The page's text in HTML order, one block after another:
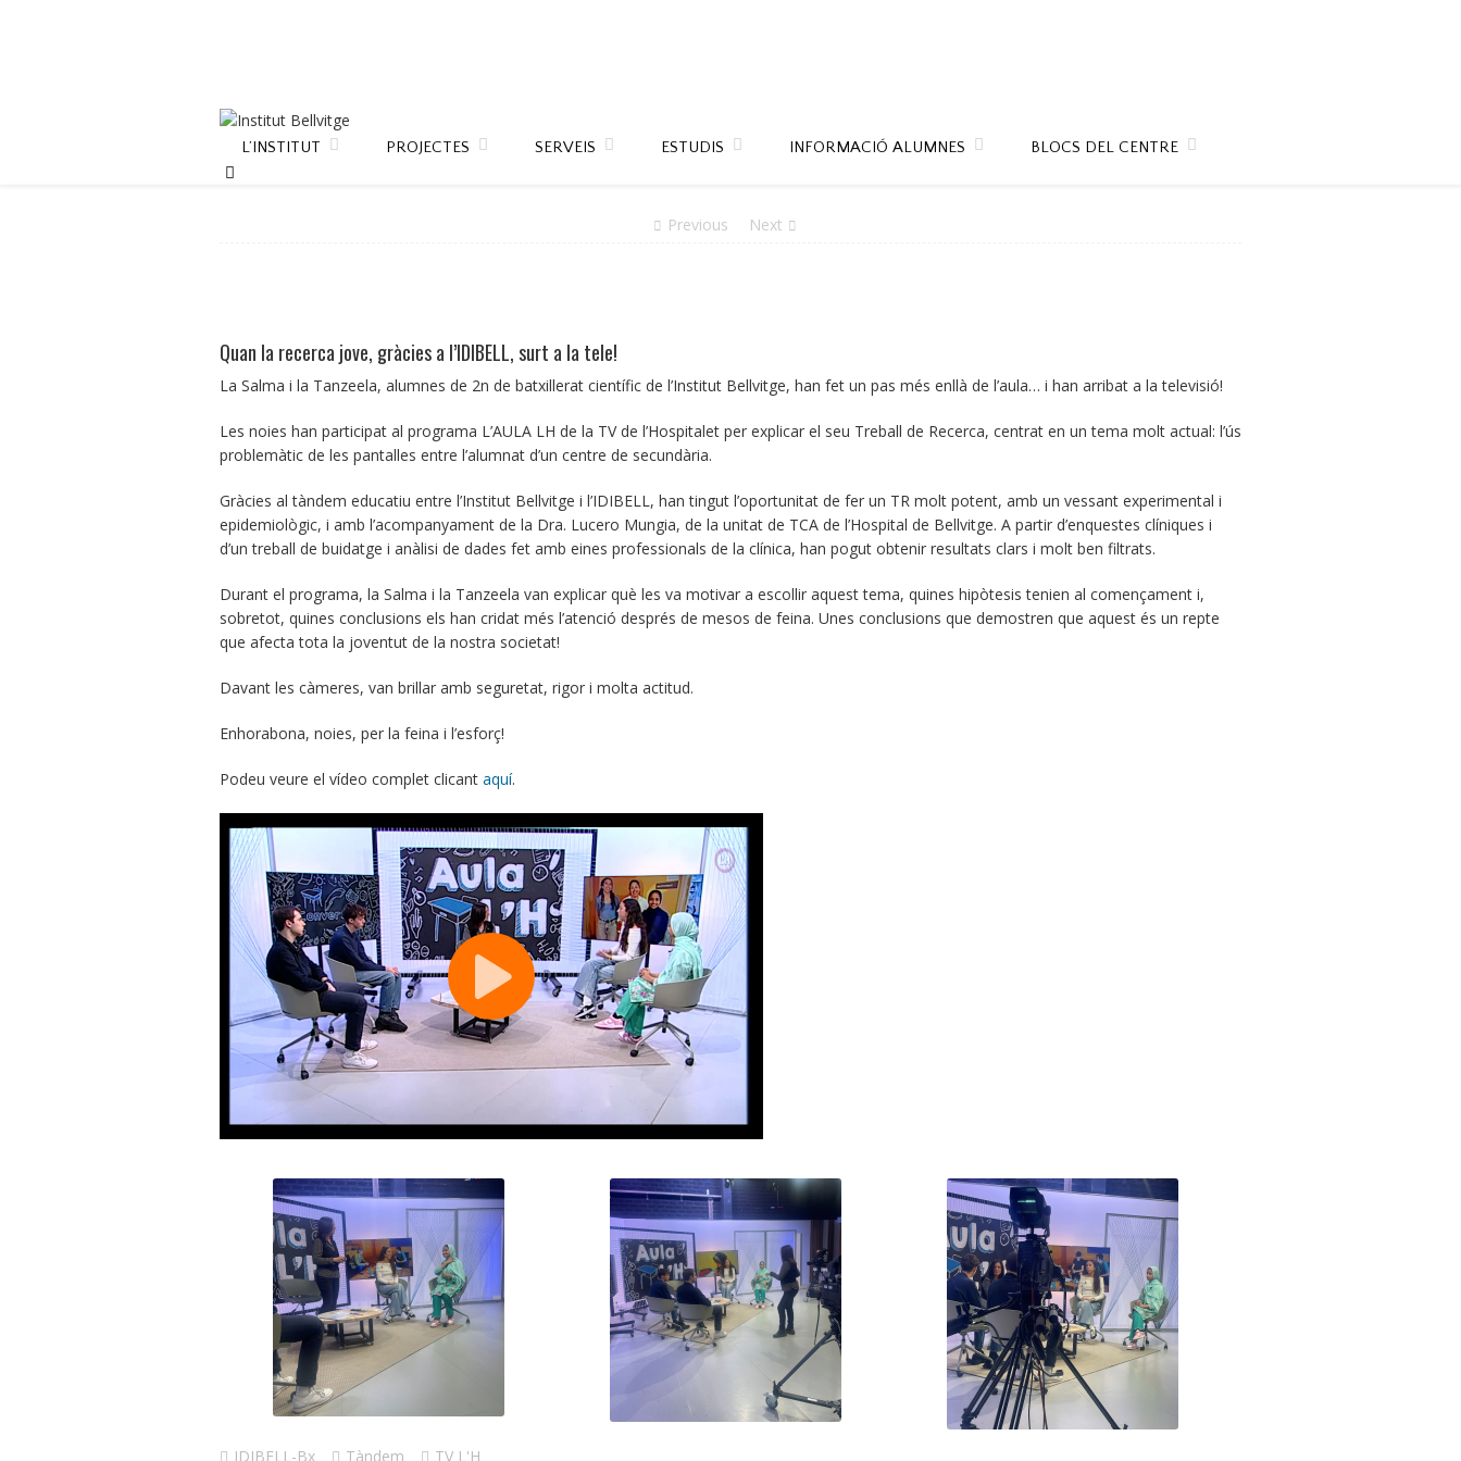
L’INSTITUT PROJECTES SERVEIS ESTUDIS INFORMACIÓ ALUMNES BLOCS DEL CENTRE
Previous Next
Quan la recerca jove, gràcies a l’IDIBELL, surt a la tele!
La Salma i la Tanzeela, alumnes de 2n de batxillerat científic de l’Institut Bellvitge, han fet un pas més enllà de l’aula… i han arribat a la televisió!
Les noies han participat al programa L’AULA LH de la TV de l’Hospitalet per explicar el seu Treball de Recerca, centrat en un tema molt actual: l’ús
problemàtic de les pantalles entre l’alumnat d’un centre de secundària.
Gràcies al tàndem educatiu entre l’Institut Bellvitge i l’IDIBELL, han tingut l’oportunitat de fer un TR molt potent, amb un vessant experimental i
epidemiològic, i amb l’acompanyament de la Dra. Lucero Mungia, de la unitat de TCA de l’Hospital de Bellvitge. A partir d’enquestes clíniques i
d’un treball de buidatge i anàlisi de dades fet amb eines professionals de la clínica, han pogut obtenir resultats clars i molt ben filtrats.
Durant el programa, la Salma i la Tanzeela van explicar què les va motivar a escollir aquest tema, quines hipòtesis tenien al començament i,
sobretot, quines conclusions els han cridat més l’atenció després de mesos de feina. Unes conclusions que demostren que aquest és un repte
que afecta tota la joventut de la nostra societat!
Davant les càmeres, van brillar amb seguretat, rigor i molta actitud.
Enhorabona, noies, per la feina i l’esforç!
Podeu veure el vídeo complet clicant aquí.
IDIBELL-Bx Tàndem TV L'H